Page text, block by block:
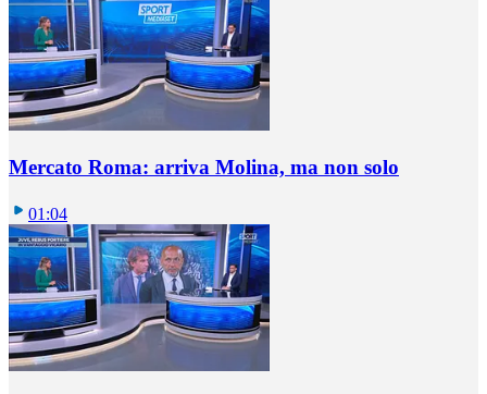
Mercato Roma: arriva Molina, ma non solo
01:04